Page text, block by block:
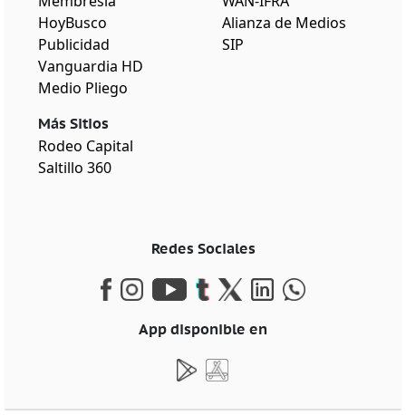
HoyBusco
Publicidad
Vanguardia HD
Medio Pliego
Más Sitios
Rodeo Capital
Saltillo 360
Alianza de Medios
SIP
Redes Sociales
App disponible en